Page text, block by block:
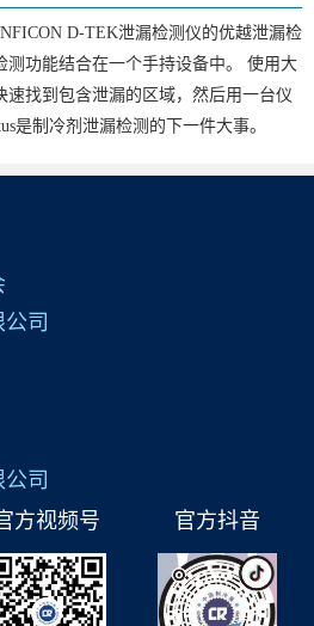
D-TEK泄漏检测仪的优越泄漏检
测功能结合在一个手持设备中。 使用大
速找到包含泄漏的区域，然后用一台仪
是制冷剂泄漏检测的下一件大事。
司
司
方视频号 官方抖音